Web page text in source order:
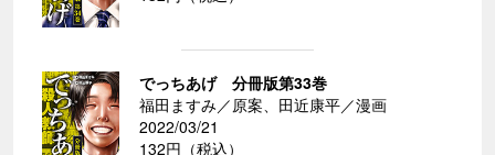
でっちあげ 分冊版第33巻
福田ますみ／原案、田近康平／漫画
2022/03/21
132円（税込）